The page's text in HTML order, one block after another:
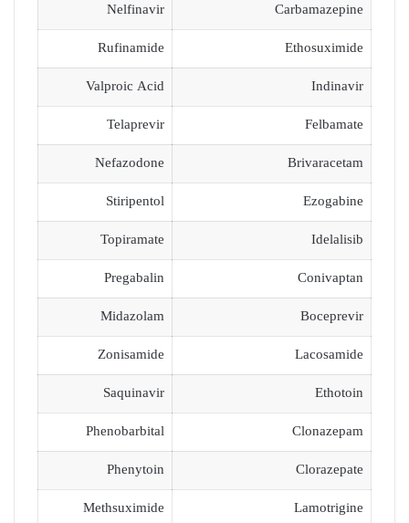
Carbamazepine
Nelfinavir
Ethosuximide
Rufinamide
Indinavir
Valproic Acid
Felbamate
Telaprevir
Brivaracetam
Nefazodone
Ezogabine
Stiripentol
Idelalisib
Topiramate
Conivaptan
Pregabalin
Boceprevir
Midazolam
Lacosamide
Zonisamide
Ethotoin
Saquinavir
Clonazepam
Phenobarbital
Clorazepate
Phenytoin
Lamotrigine
Methsuximide